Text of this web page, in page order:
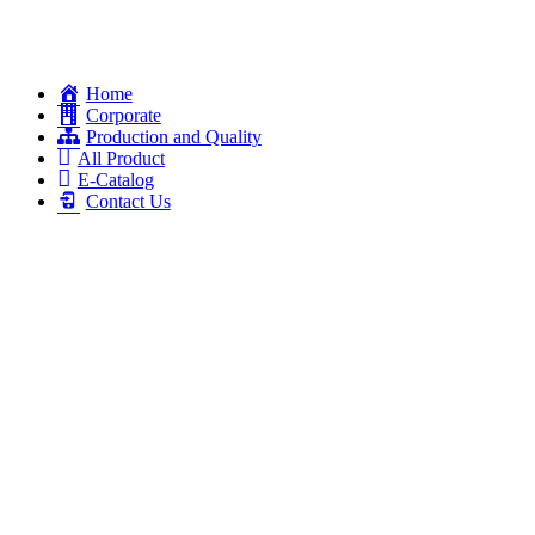
Home
Corporate
Production and Quality
All Product
E-Catalog
Contact Us